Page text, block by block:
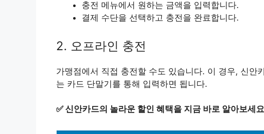
충전 메뉴에서 원하는 금액을 입력합니다.
결제 수단을 선택하고 충전을 완료합니다.
2. 오프라인 충전
가맹점에서 직접 충전할 수도 있습니다. 이 경우, 신안
는 카드 단말기를 통해 입력하면 됩니다.
✅신안카드의 놀라운 할인 혜택을 지금 바로 알아보세